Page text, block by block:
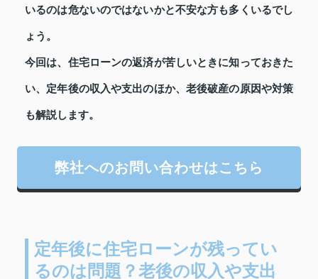
いるのは危ないのではないかと不安な方も多くいるでし
ょう。
今回は、住宅ローンの返済が苦しいときに知っておきた
い、定年後の収入や支出のほか、老後破産の原因や対策
も解説します。
弊社へのお問い合わせはこちら
定年後に住宅ローンが残ってい
るのは問題？老後の収入や支出